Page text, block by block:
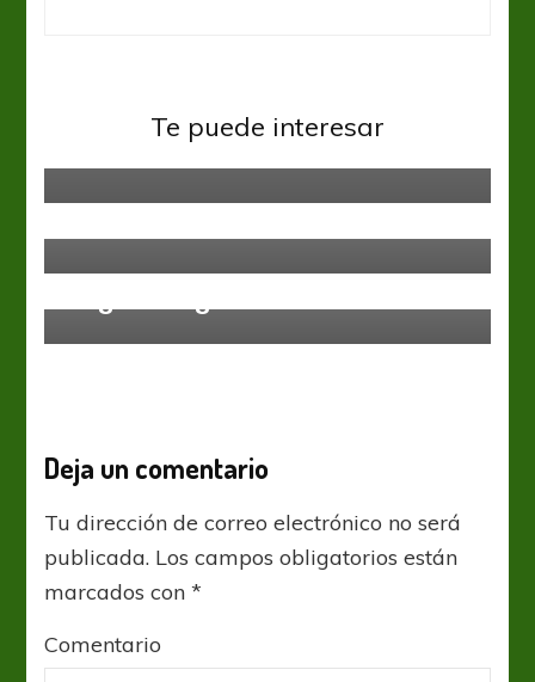
Te puede interesar
quedó muy comprometido en zona
Deja un comentario
Tu dirección de correo electrónico no será
publicada. Los campos obligatorios están
marcados con*
Comentario